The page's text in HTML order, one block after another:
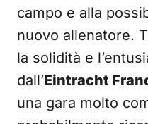
campo e alla
nuovo allenatore.
la solidità e
dall’Eintracht
una gara molto